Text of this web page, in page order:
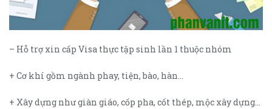
– Hỗ trợ xin cấp Visa thực tập sinh lần 1 thuộc nhóm
+ Cơ khí gồm ngành phay, tiện, bào, hàn…
+ Xây dựng như giàn giáo, cốp pha, cốt thép, mộc xây dựng…